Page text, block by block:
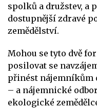
spolků a družstev, a
dostupnější zdravé
zemědělství.
Mohou se tyto dvě
posilovat se
přinést nájemníkům
– a nájemnické
ekologické